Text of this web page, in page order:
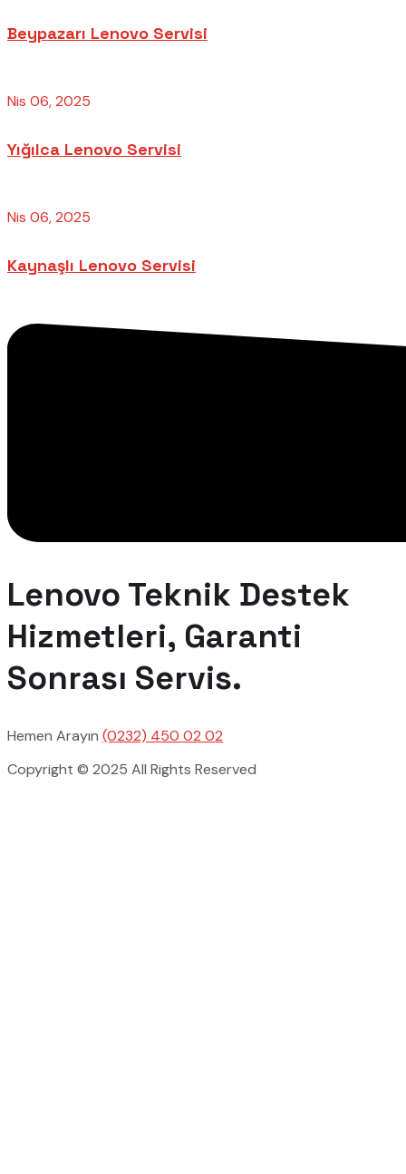
Beypazarı Lenovo Servisi
Nis 06, 2025
Yığılca Lenovo Servisi
Nis 06, 2025
Kaynaşlı Lenovo Servisi
Lenovo Teknik Destek
Hizmetleri, Garanti
Sonrası Servis.
Hemen Arayın (0232) 450 02 02
Copyright © 2025 All Rights Reserved